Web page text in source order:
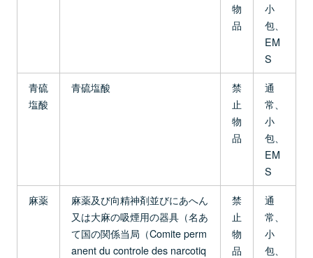
物
品
小
包、
EM
S
青硫
塩酸
青硫塩酸
禁
止
物
品
通
常、
小
包、
EM
S
麻薬
麻薬及び向精神剤並びにあへん
又は大麻の吸煙用の器具（名あ
て国の関係当局（Comite perm
anent du controle des narcotiq
禁
止
物
品
通
常、
小
包、